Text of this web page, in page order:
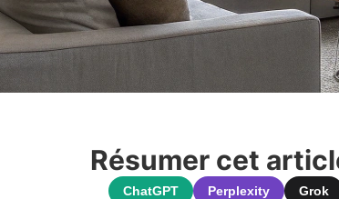
Résumer cet
ChatGPT Perplexity Grok